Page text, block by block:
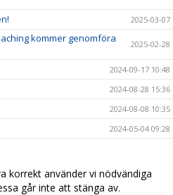
2025-03-07
kommer genomföra
2025-02-28
2024-09-17 10:48
2024-08-28 15:36
2024-08-08 10:35
2024-05-04 09:28
11/4 2024-04-13 13:12
i SSK Klubbhus! 2024-04-06 11:54
korrekt använder vi nödvändiga
går inte att stänga av.